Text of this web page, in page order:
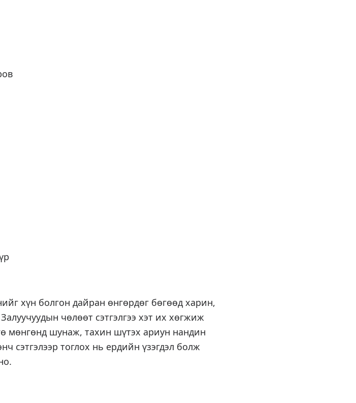
хүн болгон дайран өнгөрдөг бөгөөд харин,
чөлөөт сэтгэлгээ хэт их хөгжиж
мөнгөнд шунаж, тахин шүтэх ариун нандин
сэтгэлээр тоглох нь ердийн үзэгдэл болж